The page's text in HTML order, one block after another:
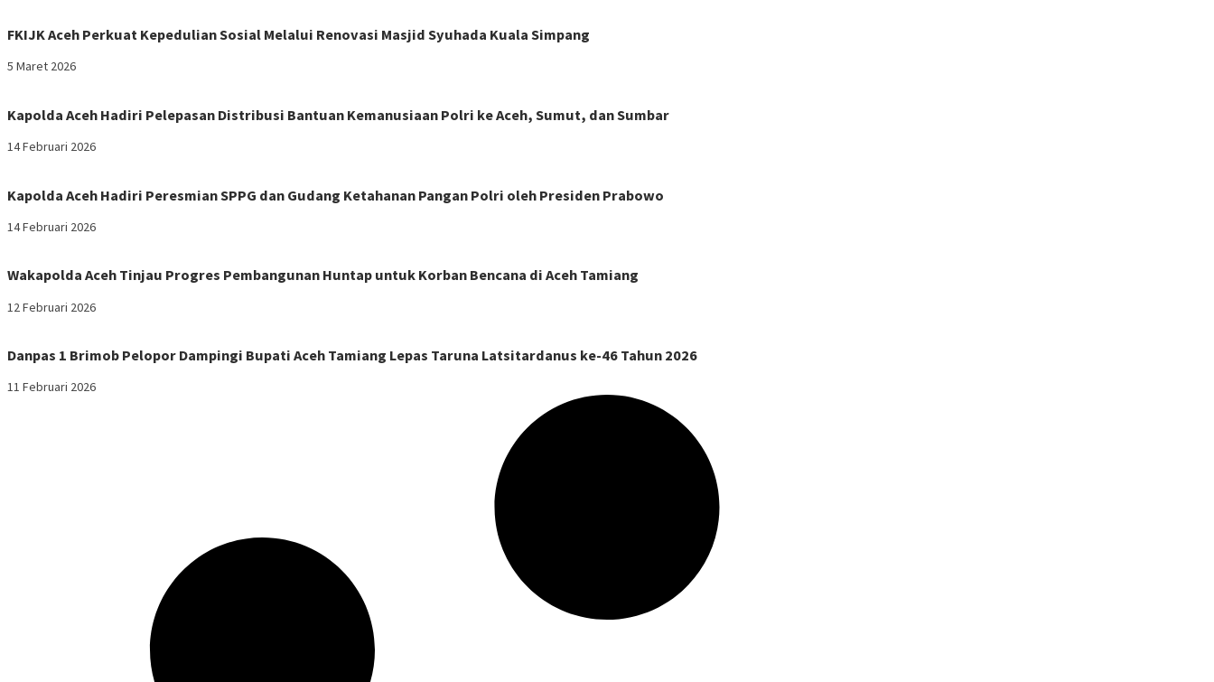
FKIJK Aceh Perkuat Kepedulian Sosial Melalui Renovasi Masjid Syuhada Kuala Simpang
5 Maret 2026
Kapolda Aceh Hadiri Pelepasan Distribusi Bantuan Kemanusiaan Polri ke Aceh, Sumut, dan Sumbar
14 Februari 2026
Kapolda Aceh Hadiri Peresmian SPPG dan Gudang Ketahanan Pangan Polri oleh Presiden Prabowo
14 Februari 2026
Wakapolda Aceh Tinjau Progres Pembangunan Huntap untuk Korban Bencana di Aceh Tamiang
12 Februari 2026
Danpas 1 Brimob Pelopor Dampingi Bupati Aceh Tamiang Lepas Taruna Latsitardanus ke-46 Tahun 2026
11 Februari 2026